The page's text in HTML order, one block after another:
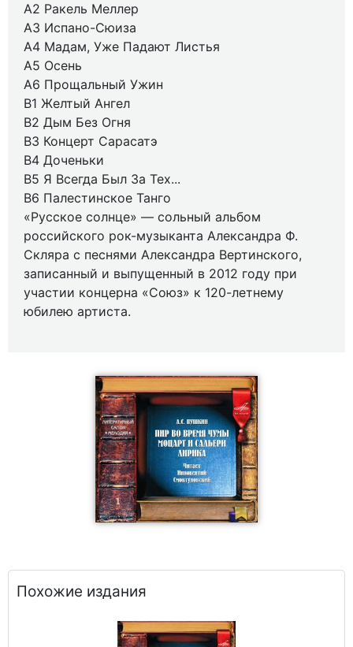
A2 Ракель Меллер
A3 Испано-Сюиза
A4 Мадам, Уже Падают Листья
A5 Осень
A6 Прощальный Ужин
B1 Желтый Ангел
B2 Дым Без Огня
B3 Концерт Сарасатэ
B4 Доченьки
B5 Я Всегда Был За Тех...
B6 Палестинское Танго
«Русское солнце» — сольный альбом
российского рок-музыканта Александра Ф.
Скляра с песнями Александра Вертинского,
записанный и выпущенный в 2012 году при
участии концерна «Союз» к 120-летнему
юбилею артиста.
Похожие издания